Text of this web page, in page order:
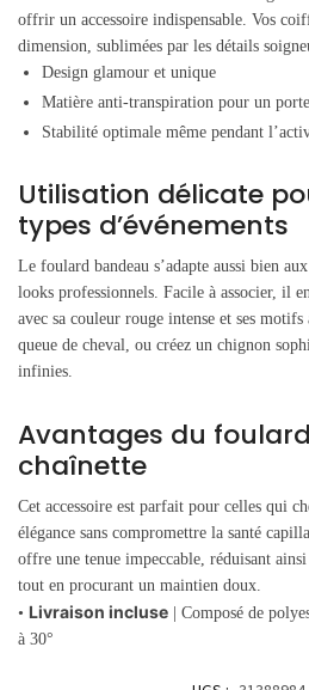
offrir un accessoire indispensable. Vos
dimension, sublimées par les détails
Design glamour et unique
Matière anti-transpiration pour un
Stabilité optimale même pendant
Utilisation délicate
types d’événements
Le foulard bandeau s’adapte aussi bien
looks professionnels. Facile à associer, il
avec sa couleur rouge intense et ses motifs
queue de cheval, ou créez un chignon
infinies.
Avantages du
chaînette
Cet accessoire est parfait pour celles qui
élégance sans compromettre la santé
offre une tenue impeccable, réduisant
tout en procurant un maintien doux.
• Livraison incluse | Composé de
à 30°